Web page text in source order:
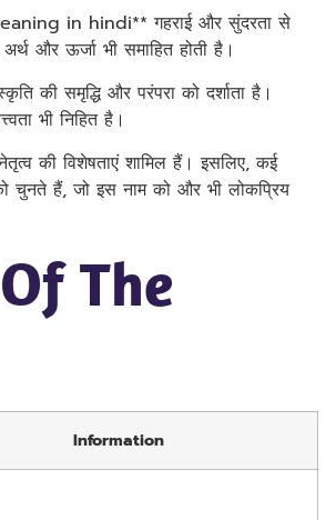
in hindi** गहराई और सुंदरता से
और ऊर्जा भी समाहित होती है।
की समृद्धि और परंपरा को दर्शाता है।
भी निहित है।
की विशेषताएं शामिल हैं। इसलिए, कई
हैं, जो इस नाम को और भी लोकप्रिय
The
Information